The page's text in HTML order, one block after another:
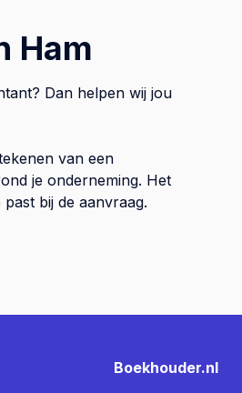
Ham
Dan helpen wij jou
van een
je onderneming. Het
bij de aanvraag.
Boekhouder.nl